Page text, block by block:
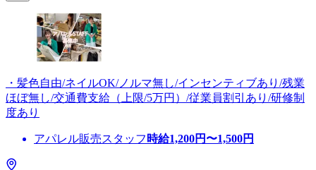
・髪色自由/ネイルOK/ノルマ無し/インセンティブあり/残業
ほぼ無し/交通費支給（上限/5万円）/従業員割引あり/研修制
度あり
アパレル販売スタッフ 時給1,200円〜1,500円